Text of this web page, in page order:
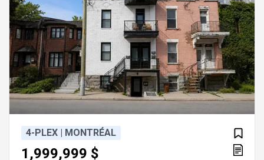
4-PLEX | MONTRÉAL
1,999,999 $